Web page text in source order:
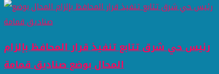
رئيس حي شرق تتابع تنفيذ قرار المحافظ بإلزام
المحال بوضع صناديق قمامة